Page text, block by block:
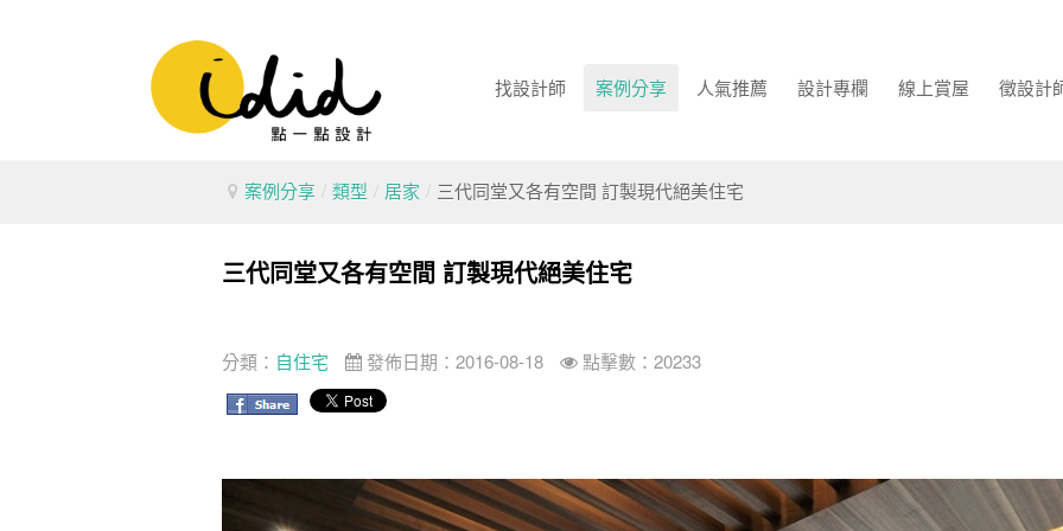
找設計師 案例分享 人氣推薦 設計專欄 線上賞屋 徵設計
案例分享 / 類型 / 居家 / 三代同堂又各有空間 訂製現代絕美住宅
三代同堂又各有空間 訂製現代絕美住宅
分類： 自住宅 發佈日期：2016-08-18 點擊數：20233